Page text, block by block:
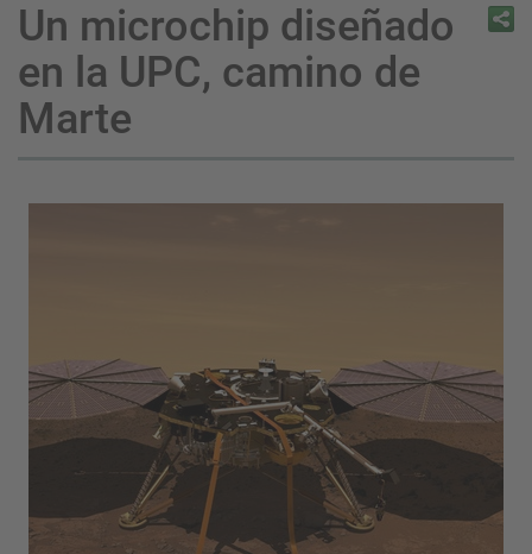
Un microchip diseñado
en la UPC, camino de
Marte